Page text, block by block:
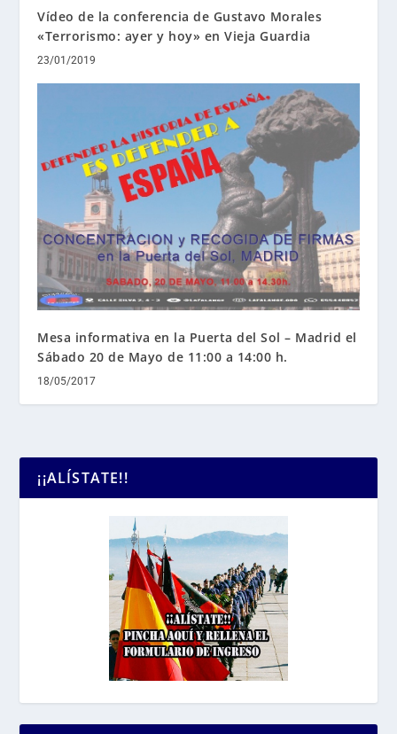
Vídeo de la conferencia de Gustavo Morales
«Terrorismo: ayer y hoy» en Vieja Guardia
23/01/2019
Mesa informativa en la Puerta del Sol – Madrid el
Sábado 20 de Mayo de 11:00 a 14:00 h.
18/05/2017
¡¡ALÍSTATE!!